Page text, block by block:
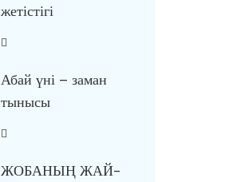
жетістігі
Абай үні – заман
тынысы
ЖОБАНЫҢ ЖАЙ-